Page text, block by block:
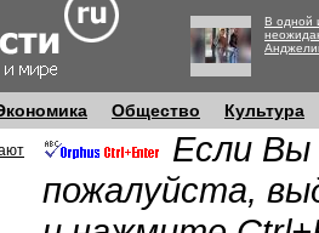
В одной
Общество Культура
Если Вы
пожалуйста,